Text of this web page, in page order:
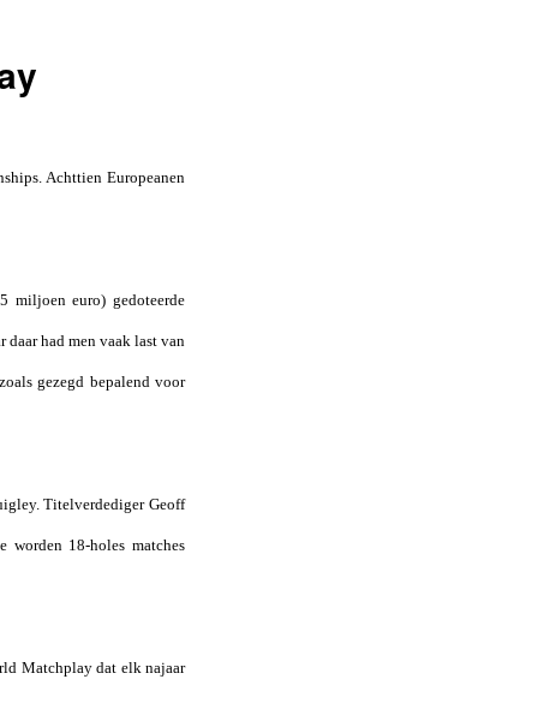
Achttien Europeanen
miljoen euro) gedoteerde
daar had men vaak last van
gezegd bepalend voor
Titelverdediger Geoff
18-holes matches
Matchplay dat elk najaar